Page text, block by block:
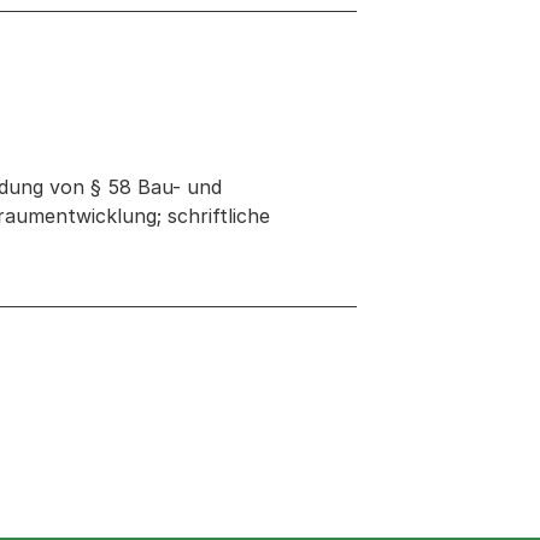
von § 58 Bau- und
schriftliche